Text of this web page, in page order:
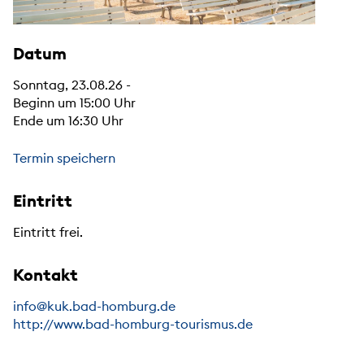
Datum
Sonntag, 23.08.26 -
Beginn um 15:00 Uhr
Ende um 16:30 Uhr
Termin speichern
Eintritt
Eintritt frei.
Kontakt
info@kuk.bad-homburg.de
http://www.bad-homburg-tourismus.de